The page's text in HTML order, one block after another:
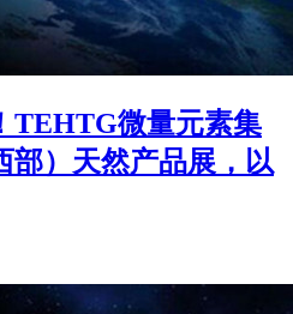
TEHTG微量元素集
部）天然产品展，以